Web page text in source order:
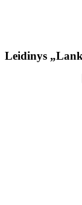
Leidinys